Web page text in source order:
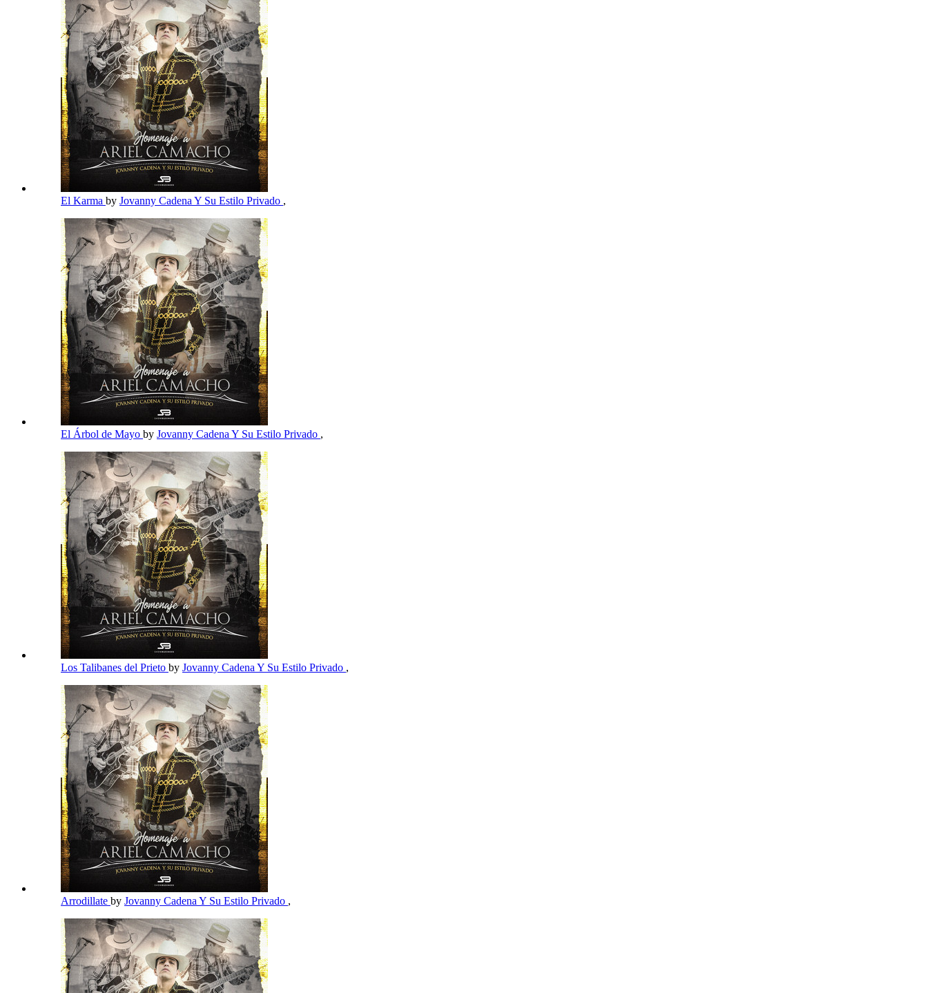
El Karma by Jovanny Cadena Y Su Estilo Privado ,
El Árbol de Mayo by Jovanny Cadena Y Su Estilo Privado ,
Los Talibanes del Prieto by Jovanny Cadena Y Su Estilo Privado ,
Arrodillate by Jovanny Cadena Y Su Estilo Privado ,